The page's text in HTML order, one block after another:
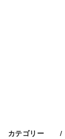
カテゴリー